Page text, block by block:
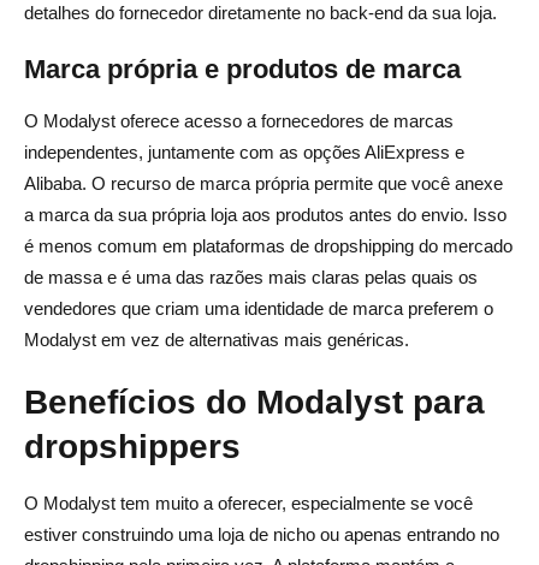
detalhes do fornecedor diretamente no back-end da sua loja.
Marca própria e produtos de marca
O Modalyst oferece acesso a fornecedores de marcas
independentes, juntamente com as opções AliExpress e
Alibaba. O recurso de marca própria permite que você anexe
a marca da sua própria loja aos produtos antes do envio. Isso
é menos comum em plataformas de dropshipping do mercado
de massa e é uma das razões mais claras pelas quais os
vendedores que criam uma identidade de marca preferem o
Modalyst em vez de alternativas mais genéricas.
Benefícios do Modalyst para
dropshippers
O Modalyst tem muito a oferecer, especialmente se você
estiver construindo uma loja de nicho ou apenas entrando no